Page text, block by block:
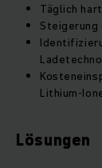
Täglich
Lithium-
Lösungen